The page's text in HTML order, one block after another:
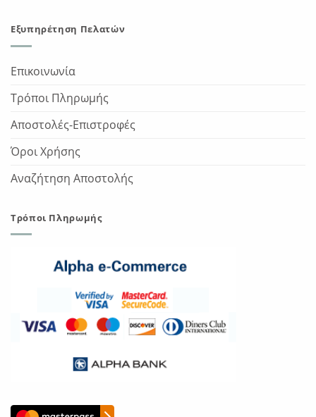
Εξυπηρέτηση Πελατών
Επικοινωνία
Τρόποι Πληρωμής
Αποστολές-Επιστροφές
Όροι Χρήσης
Αναζήτηση Αποστολής
Τρόποι Πληρωμής